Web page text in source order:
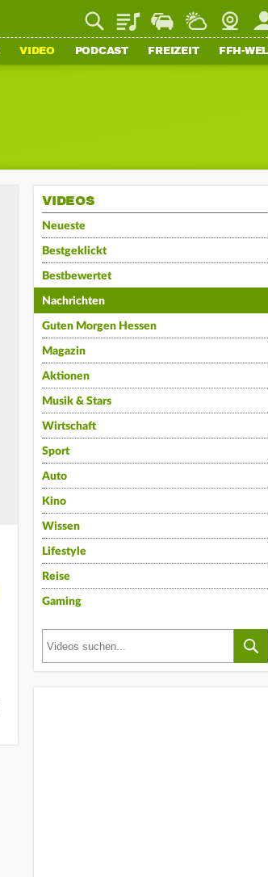
PlaylistStaupilotWetterWebcam
VIDEO PODCAST FREIZEIT FFH-
VIDEOS
Neueste
Bestgeklickt
Bestbewertet
Nachrichten
Guten Morgen Hessen
Magazin
Aktionen
Musik & Stars
Wirtschaft
Sport
Auto
Kino
Wissen
Lifestyle
Reise
Gaming